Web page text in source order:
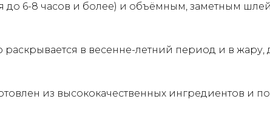
до 6-8 часов и более) и объёмным, заметным
в весенне-летний период и в жару,
из высококачественных ингредиентов и